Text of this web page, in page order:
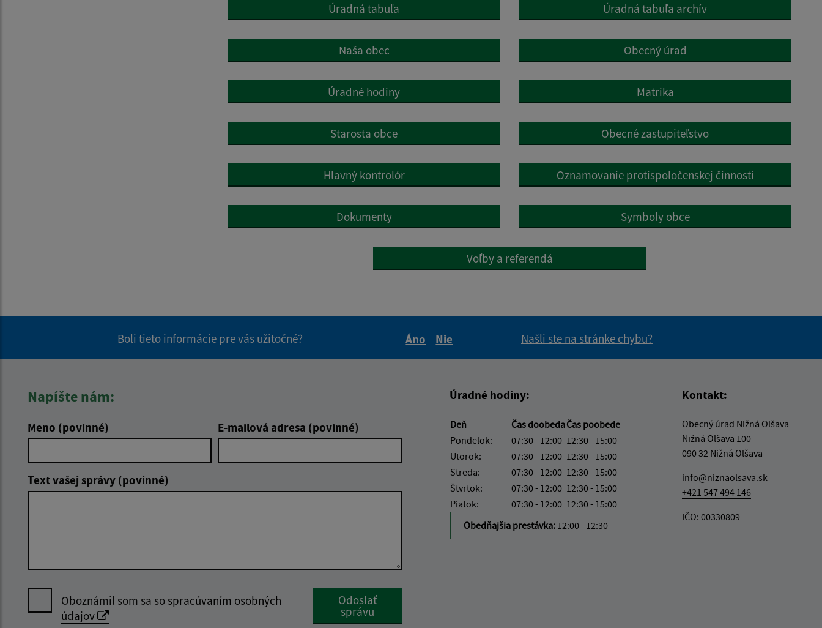
Úradná tabuľa Úradná tabuľa archív
Naša obec Obecný úrad
Úradné hodiny Matrika
Starosta obce Obecné zastupiteľstvo
Hlavný kontrolór Oznamovanie protispoločenskej činnosti
Dokumenty Symboly obce
Voľby a referendá
Boli tieto informácie pre vás užitočné?
Áno
Nie
Našli ste na stránke chybu?
Napíšte nám:
Meno (povinné) E-mailová adresa (povinné)
Text vašej správy (povinné)
Oboznámil som sa sospracúvaním osobných
údajov
Google reCaptcha Response
Odoslať
správu
Úradné hodiny:
Deň Čas doobedaČas poobede
Pondelok:
07:30 - 12:00 12:30 - 15:00
Utorok:
07:30 - 12:00 12:30 - 15:00
Streda:
07:30 - 12:00 12:30 - 15:00
Štvrtok:
07:30 - 12:00 12:30 - 15:00
Piatok:
07:30 - 12:00 12:30 - 15:00
Obedňajšia prestávka: 12:00 - 12:30
Kontakt:
Obecný úrad Nižná Olšava
Nižná Olšava 100
090 32 Nižná Olšava
info@niznaolsava.sk
+421 547 494 146
IČO: 00330809